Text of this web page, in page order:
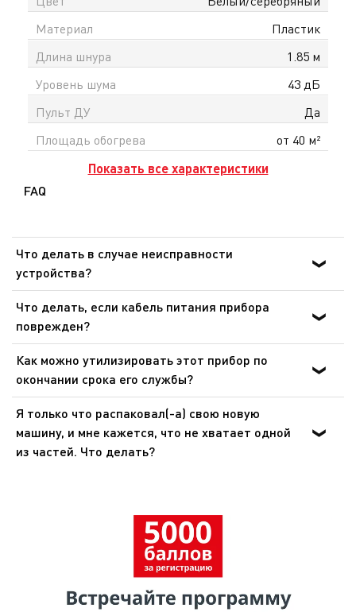
Материал
Пластик
Длина шнура
1.85 м
Уровень шума
43 дБ
Пульт ДУ
Да
Площадь обогрева
от 40 м²
Показать все характеристики
FAQ
Что делать в случае неисправности
устройства?
После ознакомления с инструкциями по запуску
прибора в руководстве пользователя убедитесь, что
электрическая розетка находится в рабочем состоянии,
подключив к ней другое устройство. Если прибор не
заработал, не пытайтесь разобрать или
отремонтировать его. Отнесите прибор в
авторизованный центр технического обслуживания.
Что делать, если кабель питания прибора
поврежден?
Не пользуйтесь устройством. Во избежание опасности,
замените кабель в центре технического обслуживания.
Как можно утилизировать этот прибор по
окончании срока его службы?
В Вашем приборе содержатся ценные материалы,
которые могут быть подвергнуты вторичной
переработке. Отнесите его на городской пункт сбора
отходов.
Я только что распаковал(-а) свою новую
машину, и мне кажется, что не хватает одной
из частей. Что делать?